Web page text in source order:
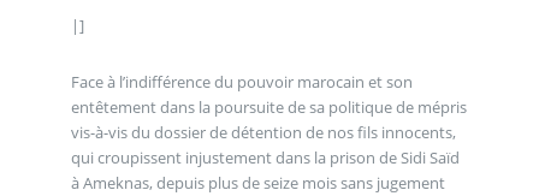
|]
Face à l’indifférence du pouvoir marocain et son
entêtement dans la poursuite de sa politique de mépris
vis-à-vis du dossier de détention de nos fils innocents,
qui croupissent injustement dans la prison de Sidi Saïd
à Ameknas, depuis plus de seize mois sans jugement